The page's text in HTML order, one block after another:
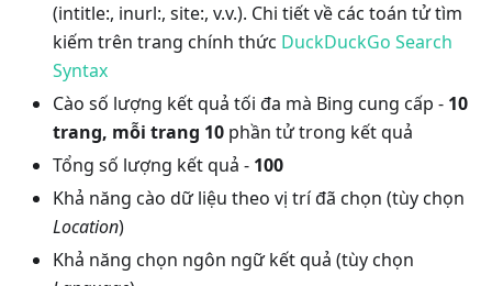
(intitle:, inurl:, site:, v.v.). Chi tiết về các toán tử tìm
kiếm trên trang chính thức DuckDuckGo Search
Syntax
Cào số lượng kết quả tối đa mà Bing cung cấp - 10
trang, mỗi trang 10 phần tử trong kết quả
Tổng số lượng kết quả - 100
Khả năng cào dữ liệu theo vị trí đã chọn (tùy chọn
Location)
Khả năng chọn ngôn ngữ kết quả (tùy chọn